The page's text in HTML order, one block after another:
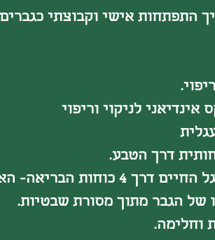
התפתחות אישי וקבוצתי
לניקוי וריפוי
דרך הטבע.
האש המים, האוויר והאדמה
של הגבר מתוך מסורת שבטיות.
וחלימה.